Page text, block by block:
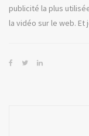
publicité la plus
la vidéo sur le web.